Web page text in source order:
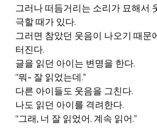
그러나 떠듬거리는 소리가 묘해서
극할 때가 있다.
그러면 참았던 웃음이 나오기 때문
터진다.
글을 읽던 아이는 변명을 한다.
“뭐~ 잘 읽었는데.”
다른 아이들도 웃음을 그친다.
나도 읽던 아이를 격려한다.
“그래, 너 잘 읽었어. 계속 읽어.”